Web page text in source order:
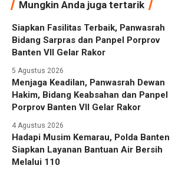
Mungkin Anda juga tertarik
Siapkan Fasilitas Terbaik, Panwasrah
Bidang Sarpras dan Panpel Porprov
Banten VII Gelar Rakor
5 Agustus 2026
Menjaga Keadilan, Panwasrah Dewan
Hakim, Bidang Keabsahan dan Panpel
Porprov Banten VII Gelar Rakor
4 Agustus 2026
Hadapi Musim Kemarau, Polda Banten
Siapkan Layanan Bantuan Air Bersih
Melalui 110